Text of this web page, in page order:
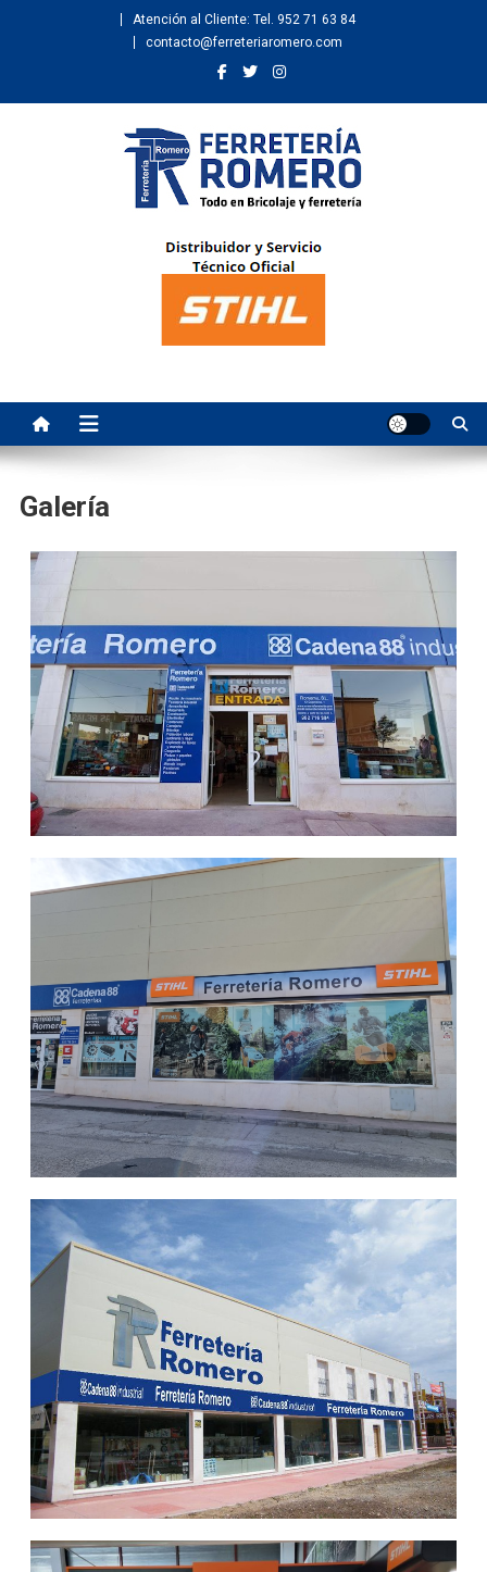
Atención al Cliente: Tel. 952 71 63 84
contacto@ferreteriaromero.com
Ferretería Romero
Galería